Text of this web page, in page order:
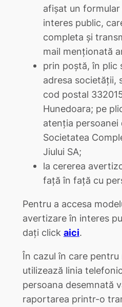
afișat un
interes public,
completa și
mail menționată
prin poștă, în plic
adresa societății,
cod postal
Hunedoara; pe
atenția persoanei
Societatea
Jiului SA;
la cererea
față în față cu
Pentru a accesa
avertizare în interes
dați click aici.
În cazul în care
utilizează linia
persoana desemnată
raportarea printr-o